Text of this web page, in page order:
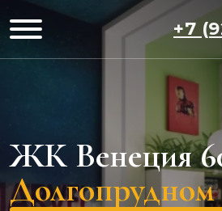
+7
ЖК Венеция
Долгопрудном